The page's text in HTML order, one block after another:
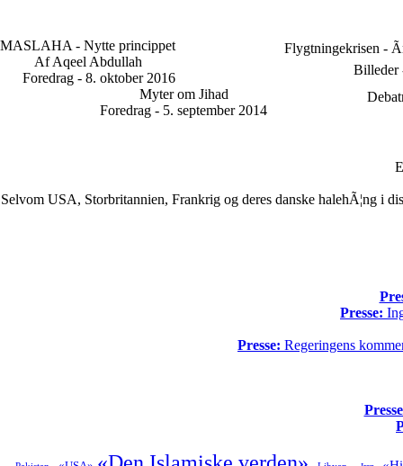
MASLAHA - Nytte princippet
Af Aqeel Abdullah
Foredrag - 8. oktober 2016
Flygtningekrisen - Ã
Billeder
Myter om Jihad
Foredrag - 5. september 2014
Selvom USA, Storbritannien, Frankrig og deres danske halehÃ¦ng i
Presse:
Presse: Regeringens